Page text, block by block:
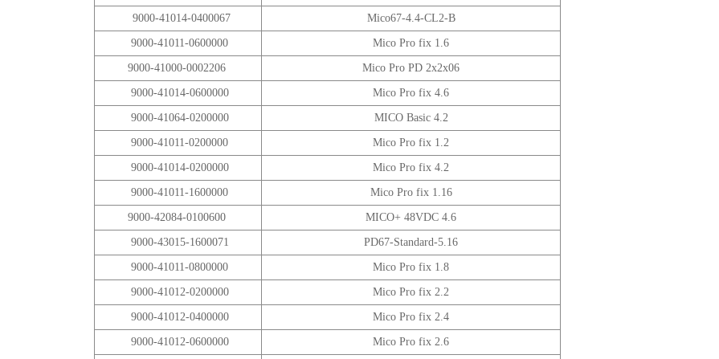
9000-41014-0400067 Mico67-4.4-CL2-B
9000-41011-0600000 Mico Pro fix 1.6
9000-41000-0002206 Mico Pro PD 2x2x06
9000-41014-0600000 Mico Pro fix 4.6
9000-41064-0200000 MICO Basic 4.2
9000-41011-0200000 Mico Pro fix 1.2
9000-41014-0200000 Mico Pro fix 4.2
9000-41011-1600000 Mico Pro fix 1.16
9000-42084-0100600 MICO+ 48VDC 4.6
9000-43015-1600071 PD67-Standard-5.16
9000-41011-0800000 Mico Pro fix 1.8
9000-41012-0200000 Mico Pro fix 2.2
9000-41012-0400000 Mico Pro fix 2.4
9000-41012-0600000 Mico Pro fix 2.6